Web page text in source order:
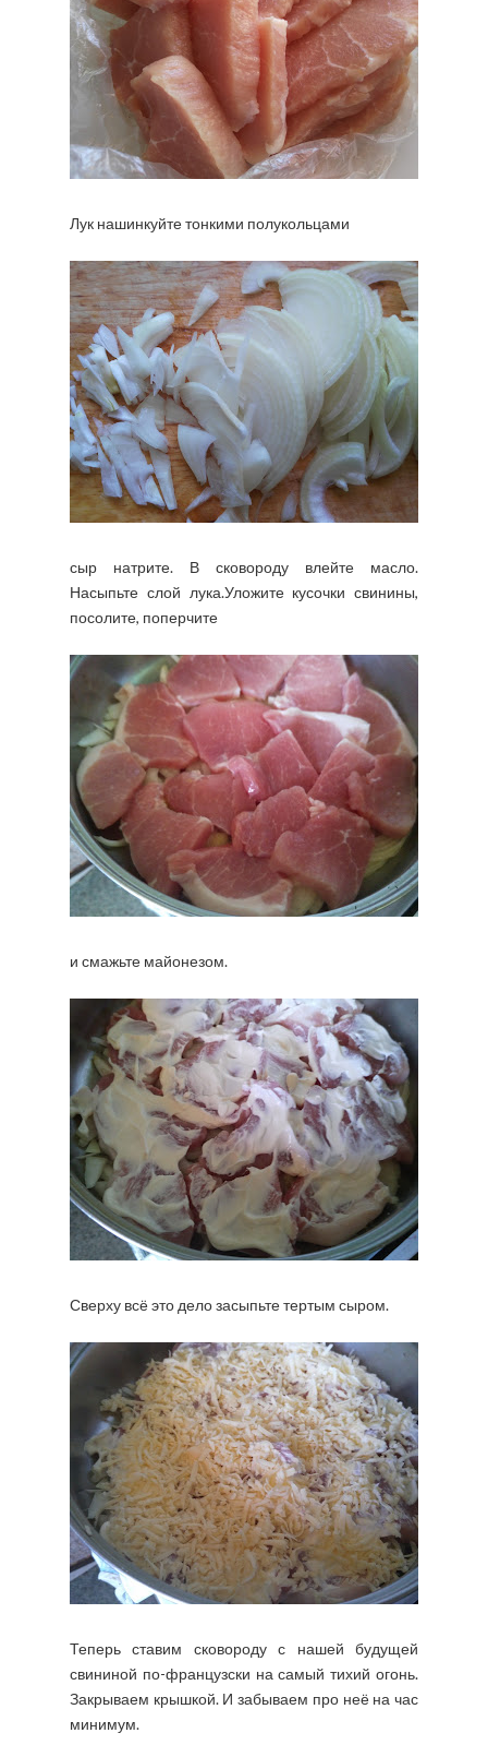
Лук нашинкуйте тонкими полукольцами
сыр натрите. В сковороду влейте масло.
Насыпьте слой лука.Уложите кусочки свинины,
посолите, поперчите
и смажьте майонезом.
Сверху всё это дело засыпьте тертым сыром.
Теперь ставим сковороду с нашей будущей
свининой по-французски на самый тихий огонь.
Закрываем крышкой. И забываем про неё на час
минимум.